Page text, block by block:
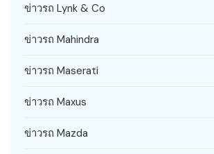
ข่าวรถ Lynk & Co
ข่าวรถ Mahindra
ข่าวรถ Maserati
ข่าวรถ Maxus
ข่าวรถ Mazda